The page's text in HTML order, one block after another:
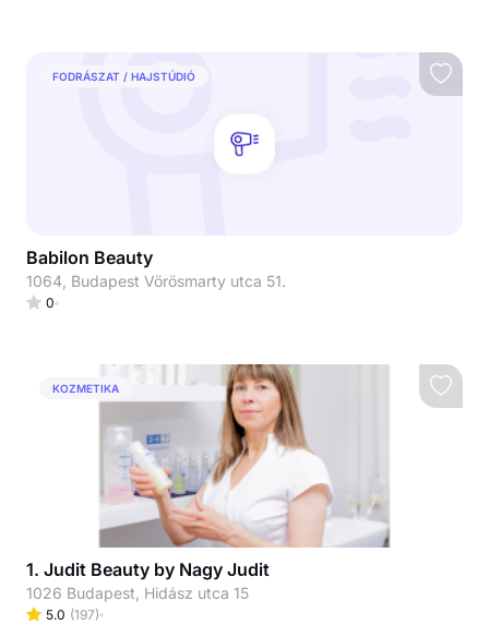
FODRÁSZAT / HAJSTÚDIÓ
Babilon Beauty
1064, Budapest Vörösmarty utca 51.
0
KOZMETIKA
1. Judit Beauty by Nagy Judit
1026 Budapest, Hidász utca 15
5.0 (197)